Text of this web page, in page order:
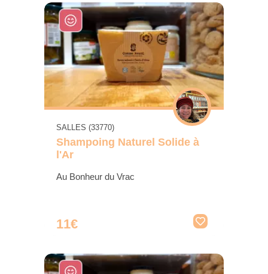
SALLES (33770)
Shampoing Naturel Solide à
l'Ar
Au Bonheur du Vrac
11€